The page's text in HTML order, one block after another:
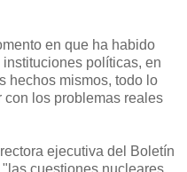
en que ha habido
políticas, en
hechos mismos, todo lo
los problemas reales
ejecutiva del Boletín
cuestiones nucleares